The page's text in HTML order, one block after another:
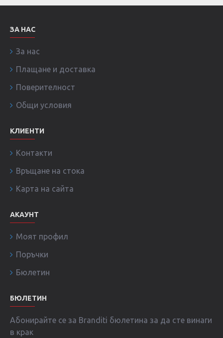
ЗА НАС
За нас
Плащане и доставка
Поверителност
Общи условия
КЛИЕНТИ
Контакти
Връщане на стока
Карта на сайта
АКАУНТ
Моят профил
Поръчки
Бюлетин
БЮЛЕТИН
Абонирайте се за Branditi бюлетина за да сте винаги
в крак